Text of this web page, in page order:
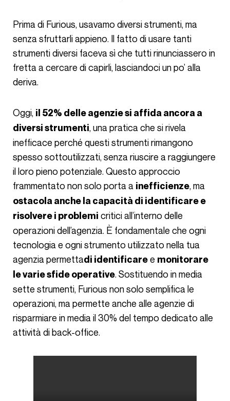
Prima di Furious, usavamo diversi strumenti, ma
senza sfruttarli appieno. Il fatto di usare tanti
strumenti diversi faceva sì che tutti rinunciassero in
fretta a cercare di capirli, lasciandoci un po’ alla
deriva.
Oggi, il 52% delle agenzie si affida ancora a
diversi strumenti, una pratica che si rivela
inefficace perché questi strumenti rimangono
spesso sottoutilizzati, senza riuscire a raggiungere
il loro pieno potenziale. Questo approccio
frammentato non solo porta a inefficienze, ma
ostacola anche la capacità di identificare e
risolvere i problemi critici all’interno delle
operazioni dell’agenzia. È fondamentale che ogni
tecnologia e ogni strumento utilizzato nella tua
agenzia permettadi identificaree monitorare
le varie sfide operative. Sostituendo in media
sette strumenti, Furious non solo semplifica le
operazioni, ma permette anche alle agenzie di
risparmiare in media il 30% del tempo dedicato alle
attività di back-office.